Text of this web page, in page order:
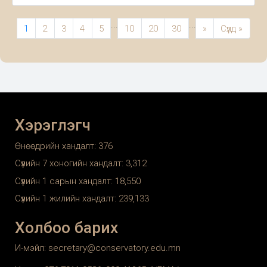
төгөлдөр хуурын тэнхимийн
оюутан, сурагчдад зориулсан
нээлттэй хичээл зохион
1 2 3 4 5 ... 10 20 30 ... » Сүүлд »
Хэрэглэгч
Өнөөдрийн хандалт: 376
Сүүлийн 7 хоногийн хандалт: 3,312
Сүүлийн 1 сарын хандалт: 18,550
Сүүлийн 1 жилийн хандалт: 239,133
Холбоо барих
И-мэйл: secretary@conservatory.edu.mn